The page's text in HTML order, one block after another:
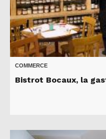
COMMERCE
Bistrot Bocaux, la